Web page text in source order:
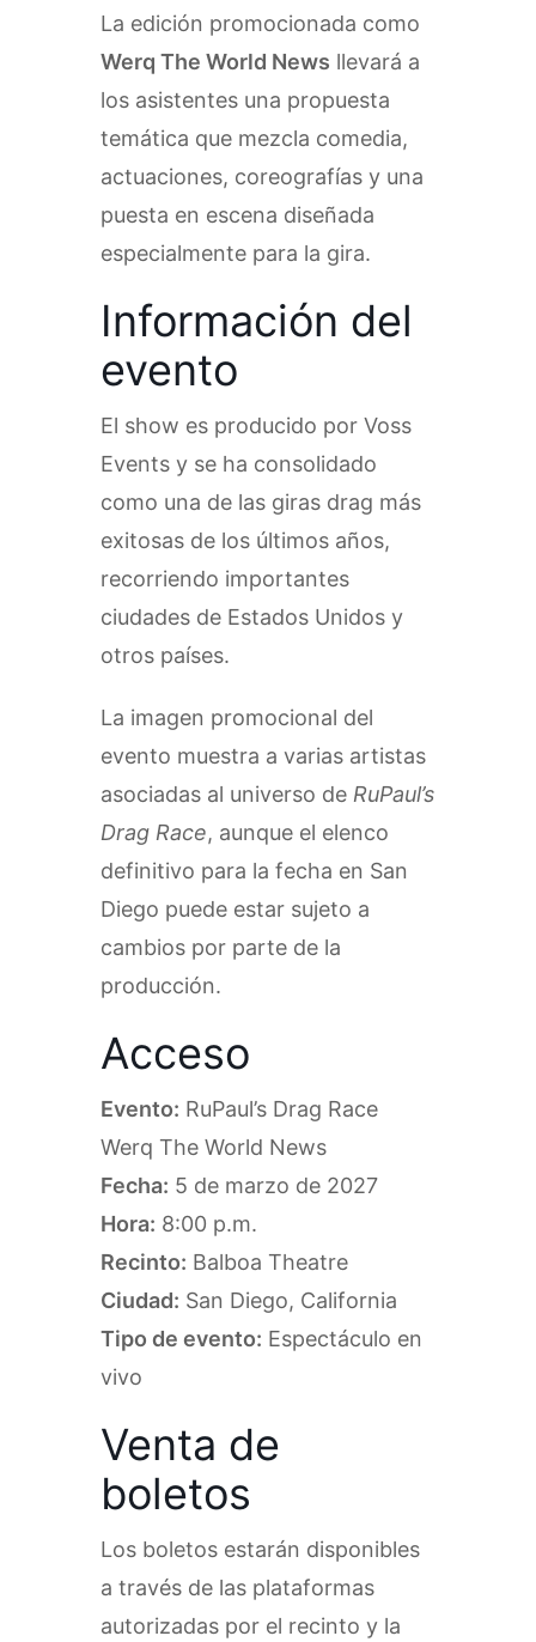
La edición promocionada como
Werq The World News llevará a
los asistentes una propuesta
temática que mezcla comedia,
actuaciones, coreografías y una
puesta en escena diseñada
especialmente para la gira.
Información del
evento
El show es producido por Voss
Events y se ha consolidado
como una de las giras drag más
exitosas de los últimos años,
recorriendo importantes
ciudades de Estados Unidos y
otros países.
La imagen promocional del
evento muestra a varias artistas
asociadas al universo de RuPaul’s
Drag Race, aunque el elenco
definitivo para la fecha en San
Diego puede estar sujeto a
cambios por parte de la
producción.
Acceso
Evento: RuPaul’s Drag Race
Werq The World News
Fecha: 5 de marzo de 2027
Hora: 8:00 p.m.
Recinto: Balboa Theatre
Ciudad: San Diego, California
Tipo de evento: Espectáculo en
vivo
Venta de
boletos
Los boletos estarán disponibles
a través de las plataformas
autorizadas por el recinto y la